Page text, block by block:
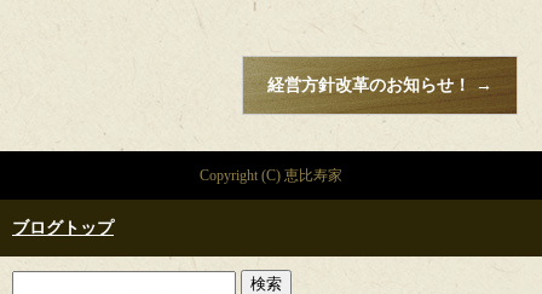
経営方針改革のお知らせ！ →
Copyright (C) 恵比寿家
ブログトップ